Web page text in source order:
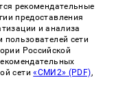
рекомендательные
предоставления
и анализа
сети
Российской
сети«СМИ2» (PDF),